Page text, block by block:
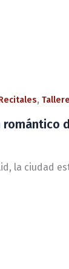
,
la ciudad